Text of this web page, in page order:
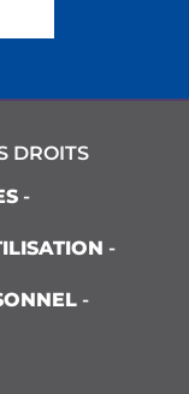
DROITS
-
-
-